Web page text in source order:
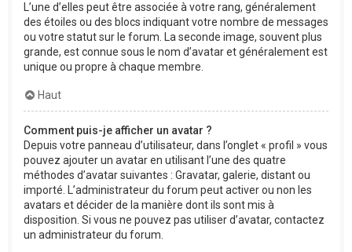
L’une d’elles peut être associée à votre rang, généralement
des étoiles ou des blocs indiquant votre nombre de messages
ou votre statut sur le forum. La seconde image, souvent plus
grande, est connue sous le nom d’avatar et généralement est
unique ou propre à chaque membre.
Haut
Comment puis-je afficher un avatar ?
Depuis votre panneau d’utilisateur, dans l’onglet « profil » vous
pouvez ajouter un avatar en utilisant l’une des quatre
méthodes d’avatar suivantes : Gravatar, galerie, distant ou
importé. L’administrateur du forum peut activer ou non les
avatars et décider de la manière dont ils sont mis à
disposition. Si vous ne pouvez pas utiliser d’avatar, contactez
un administrateur du forum.